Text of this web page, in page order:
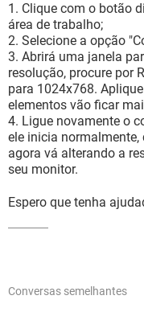
Clique com o botão
área de trabalho;
Selecione a opção
Abrirá uma janela
resolução, procure por
para 1024x768.
elementos vão ficar
Ligue novamente o
ele inicia normalmente,
agora vá alterando a
seu monitor.
Espero que tenha
Conversas semelhantes